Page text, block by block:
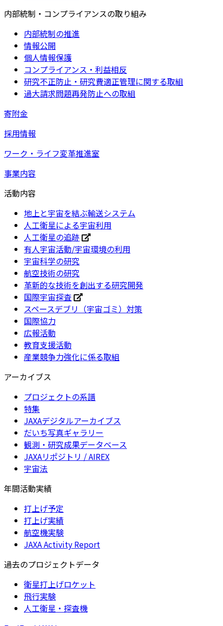
内部統制・コンプライアンスの取り組み
内部統制の推進
情報公開
個人情報保護
コンプライアンス・利益相反
研究不正防止・研究費適正管理に関する取組
過大請求問題再発防止への取組
寄附金
採用情報
ワーク・ライフ変革推進室
事業内容
活動内容
地上と宇宙を結ぶ輸送システム
人工衛星による宇宙利用
人工衛星の追跡
有人宇宙活動/宇宙環境の利用
宇宙科学の研究
航空技術の研究
革新的な技術を創出する研究開発
国際宇宙探査
スペースデブリ（宇宙ゴミ）対策
国際協力
広報活動
教育支援活動
産業競争力強化に係る取組
アーカイブス
プロジェクトの系譜
特集
JAXAデジタルアーカイブス
だいち写真ギャラリー
観測・研究成果データベース
JAXAリポジトリ / AIREX
宇宙法
年間活動実績
打上げ予定
打上げ実績
航空機実験
JAXA Activity Report
過去のプロジェクトデータ
衛星打上げロケット
飛行実験
人工衛星・探査機